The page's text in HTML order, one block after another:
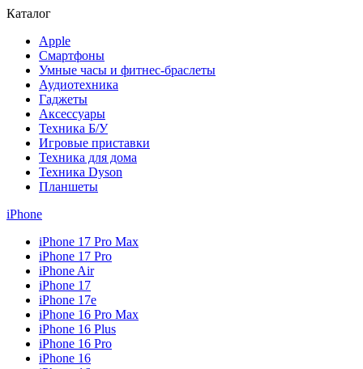
Каталог
Apple
Смартфоны
Умные часы и фитнес-браслеты
Аудиотехника
Гаджеты
Аксессуары
Техника Б/У
Игровые приставки
Техника для дома
Техника Dyson
Планшеты
iPhone
iPhone 17 Pro Max
iPhone 17 Pro
iPhone Air
iPhone 17
iPhone 17e
iPhone 16 Pro Max
iPhone 16 Plus
iPhone 16 Pro
iPhone 16